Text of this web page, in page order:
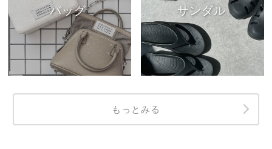
バッグ サンダル
もっとみる